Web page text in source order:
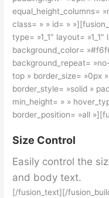
equal_height_columns=
class= » » id= »
type= »1_1″ layout=
background_color=
background_repeat=
top » border_size= »0px
border_style= »solid »
min_height= » »
border_position= »all
Size Control
Easily control the
and body text.
[/fusion_text][/